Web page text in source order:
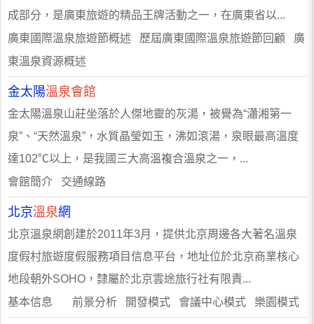
成部分，是廣東旅遊的精品王牌活動之一，在廣東省以...
廣東國際溫泉旅遊節概述 歷屆廣東國際溫泉旅遊節回顧 廣
東溫泉資源概述
金太陽溫泉會館
金太陽溫泉山莊坐落於人傑地靈的灰湯，被譽為“瀟湘第一
泉”、“天然溫泉”，水質晶瑩如玉，沸如滾湯，泉眼最高溫度
達102℃以上，是我國三大高溫複合溫泉之一，...
會館簡介 交通線路
北京溫泉網
北京溫泉網創建於2011年3月，提供北京周邊各大著名溫泉
度假村旅遊度假服務項目信息平台，地址位於北京商業核心
地段朝外SOHO，隸屬於北京雲途旅行社有限責...
基本信息 前景分析 開發模式 會議中心模式 樂園模式